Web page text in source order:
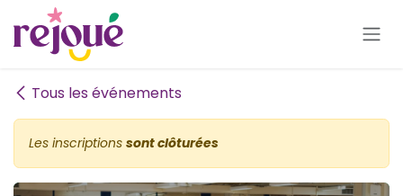
Se rendre au contenu
Tous les événements
Les inscriptions sont clôturées